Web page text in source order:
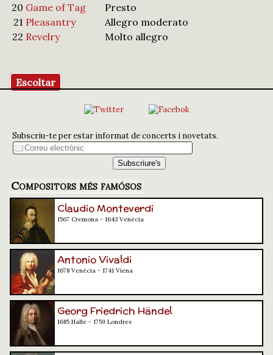
20 Game of Tag
Presto
21 Pleasantry
Allegro moderato
22 Revelry Molto allegro
Escoltar
Subscriu-te per estar informat de concerts i novetats.
Compositors més famósos
Claudio Monteverdi
1567 Cremona - 1643 Venècia
Antonio Vivaldi
1678 Venècia - 1741 Viena
Georg Friedrich Händel
1685 Halle - 1759 Londres